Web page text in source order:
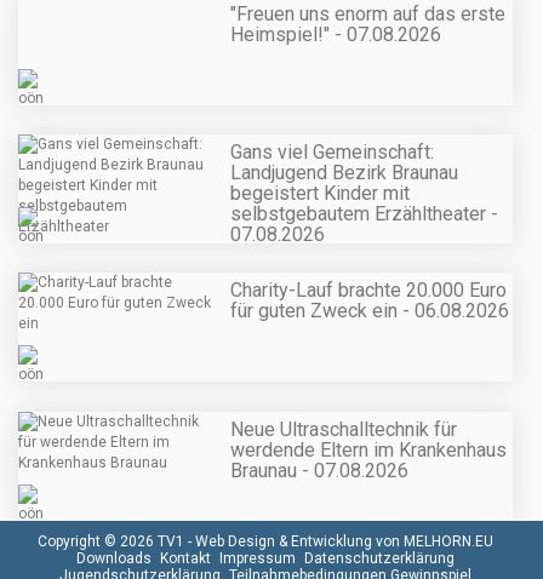
"Freuen uns enorm auf das erste
Heimspiel!" - 07.08.2026
Gans viel Gemeinschaft:
Landjugend Bezirk Braunau
begeistert Kinder mit
selbstgebautem Erzähltheater -
07.08.2026
Charity-Lauf brachte 20.000 Euro
für guten Zweck ein - 06.08.2026
Neue Ultraschalltechnik für
werdende Eltern im Krankenhaus
Braunau - 07.08.2026
Copyright © 2026 TV1 - Web Design & Entwicklung von MELHORN.EU
Downloads Kontakt Impressum Datenschutzerklärung
Jugendschutzerklärung Teilnahmebedingungen Gewinnspiel